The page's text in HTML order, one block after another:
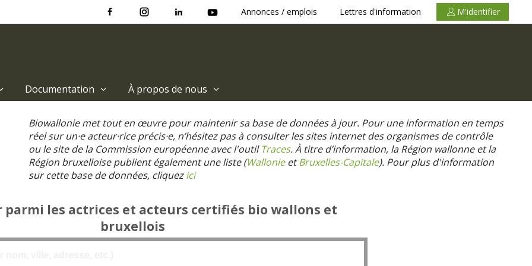
Annonces / emplois Lettres d'information M'identifier
Documentation À propos de nous
Biowallonie met tout en œuvre pour maintenir sa base de données à jour. Pour une information en temps
réel sur un·e acteur·rice précis·e, n’hésitez pas à consulter les sites internet des organismes de contrôle
ou le site de la Commission européenne avec l'outilTraces. À titre d’information, la Région wallonne et la
Région bruxelloise publient également une liste (WallonieetBruxelles-Capitale). Pour plus d'information
sur cette base de données, cliquezici
parmi les actrices et acteurs certifiés bio wallons et
bruxellois